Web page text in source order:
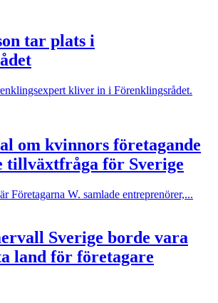
tar plats i
kliver in i Förenklingsrådet.
om kvinnors företagande
tillväxtfråga för Sverige
Företagarna W. samlade entreprenörer,...
Sverige borde vara
land för företagare